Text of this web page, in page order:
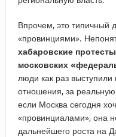
Впрочем, это типичный
«провинциями».
хабаровские
московских
люди как раз выступили
отношения, за
если Москва сегодня
«провинциалами», она
дальнейшего роста на